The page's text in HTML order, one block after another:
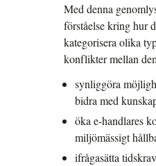
Med denna
förståelse kring hur
kategorisera olika
konflikter mellan
synliggöra
bidra med
öka e-handlares
miljömässigt
ifrågasätta